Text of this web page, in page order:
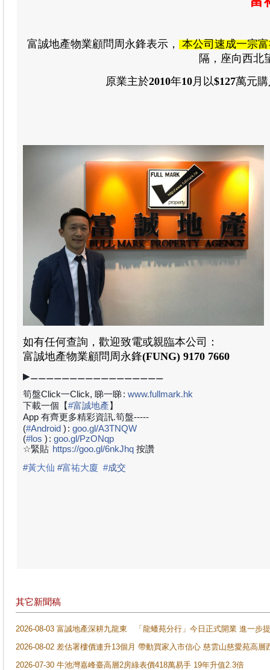
富誠地產物業顧問周永鋒表示， 本公司速成一宗
隔，座向西北
原業主於2010年10月 以$127萬元購
如有任何查詢，歡迎致電或親臨本公司：
富誠地產物業顧問周永鋒(FUNG) 9170 7660
▶⚊⚊⚊⚊⚊⚊⚊⚊⚊⚊⚊⚊⚊⚊⚊⚊⚊
筍盤Click一Click, 睇一睇: www.fullmark.hk
下載一個【#富誠地產】
App 有齊更多精彩資訊.筍盤-----
(#Android ) : goo.gl/A3TNQW
(#los ) : goo.gl/PzONqp
☆緊貼 https://goo.gl/6nkJhq 按讚
#黃大仙 #富祐大廈 #成交
其它新聞稿
2026-08-03 富誠地產深耕九龍東 「龍蟠苑分行」今日正式開業 進一步
2026-08-02 差估署樓價連升13個月 帶動買家入市信心 慈雲山慈愛苑高層
2026-07-30 牛池灣嘉峰臺高層2房綠表價418萬易手 19年升值2.3倍